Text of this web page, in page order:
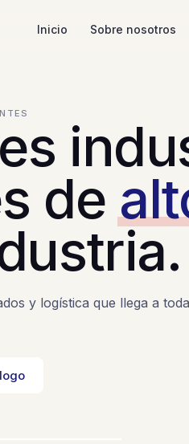
Inicio Sobre nosotros
de
y logística que llega a